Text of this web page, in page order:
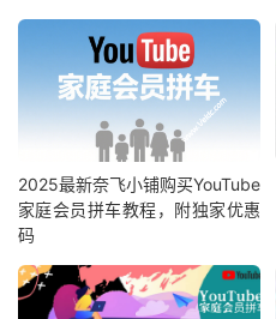
2025最新奈飞小铺购买YouTube
家庭会员拼车教程，附独家优惠
码